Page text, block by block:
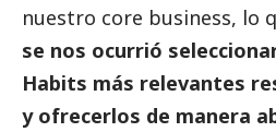
nuestro core business, lo
se nos ocurrió
Habits más relevantes
y ofrecerlos de manera